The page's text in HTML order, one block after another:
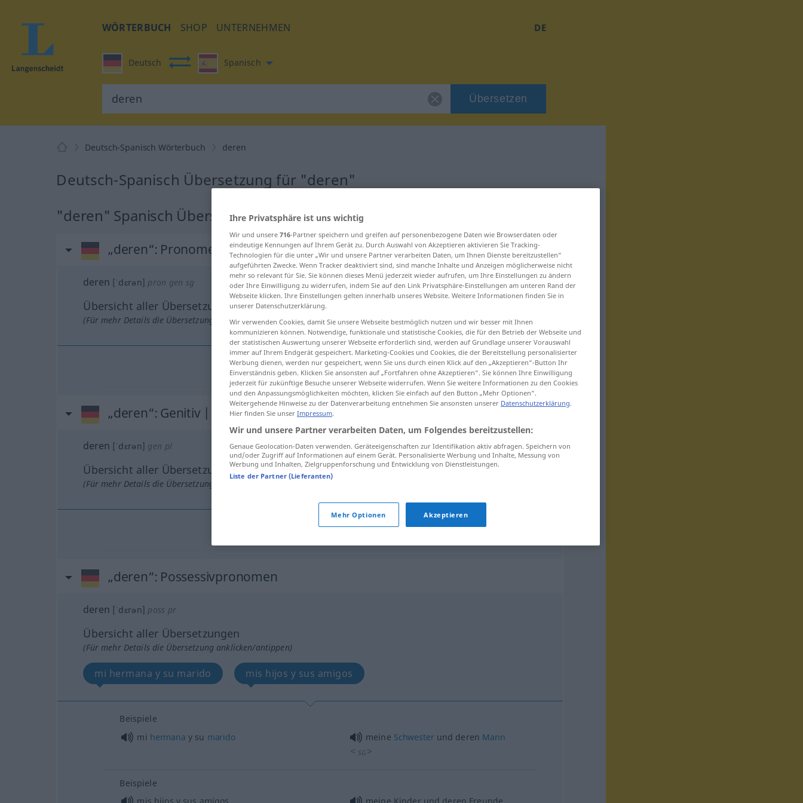
WÖRTERBUCH SHOP UNTERNEHMEN DE
Deutsch Spanisch
Übersetzen
Deutsch-Spanisch Wörterbuch deren
Deutsch-Spanisch Übersetzung für "deren"
"deren" Spanisch Übersetzung
„deren“: Pronomen, Fürwort | Genitiv | Singular
deren [ˈdɛrən] pron gen sg
Übersicht aller Übersetzungen
(Für mehr Details die Übersetzung anklicken/antippen)
deren → siehe „die“
„deren“: Genitiv | Plural
deren [ˈdɛrən] gen pl
Übersicht aller Übersetzungen
(Für mehr Details die Übersetzung anklicken/antippen)
„deren“: Possessivpronomen
deren [ˈdɛrən] poss pr
Übersicht aller Übersetzungen
(Für mehr Details die Übersetzung anklicken/antippen)
mi hermana y su marido mis hijos y sus amigos
Beispiele
mi hermana y su marido meine Schwesterund deren Mann
< SG >
Beispiele
Ihre Privatsphäre ist uns wichtig
Wir und unsere 716-Partner speichern und greifen auf personenbezogene Daten wie Browserdaten oder
eindeutige Kennungen auf Ihrem Gerät zu. Durch Auswahl von Akzeptieren aktivieren Sie Tracking-
Technologien für die unter „Wir und unsere Partner verarbeiten Daten, um Ihnen Dienste bereitzustellen“
aufgeführten Zwecke. Wenn Tracker deaktiviert sind, sind manche Inhalte und Anzeigen möglicherweise nicht
mehr so relevant für Sie. Sie können dieses Menü jederzeit wieder aufrufen, um Ihre Einstellungen zu ändern
oder Ihre Einwilligung zu widerrufen, indem Sie auf den Link Privatsphäre-Einstellungen am unteren Rand der
Webseite klicken. Ihre Einstellungen gelten innerhalb unseres Website. Weitere Informationen finden Sie in
unserer Datenschutzerklärung.
Wir verwenden Cookies, damit Sie unsere Webseite bestmöglich nutzen und wir besser mit Ihnen
kommunizieren können. Notwendige, funktionale und statistische Cookies, die für den Betrieb der Webseite und
der statistischen Auswertung unserer Webseite erforderlich sind, werden auf Grundlage unserer Vorauswahl
immer auf Ihrem Endgerät gespeichert. Marketing-Cookies und Cookies, die der Bereitstellung personalisierter
Werbung dienen, werden nur gespeichert, wenn Sie uns durch einen Klick auf den „Akzeptieren“-Button Ihr
Einverständnis geben. Klicken Sie ansonsten auf „Fortfahren ohne Akzeptieren“. Sie können Ihre Einwilligung
jederzeit für zukünftige Besuche unserer Webseite widerrufen. Wenn Sie weitere Informationen zu den Cookies
und den Anpassungsmöglichkeiten möchten, klicken Sie einfach auf den Button „Mehr Optionen“.
Weitergehende Hinweise zu der Datenverarbeitung entnehmen Sie ansonsten unserer Datenschutzerklärung.
Hier finden Sie unser Impressum.
Wir und unsere Partner verarbeiten Daten, um Folgendes bereitzustellen:
Genaue Geolocation-Daten verwenden. Geräteeigenschaften zur Identifikation aktiv abfragen. Speichern von
und/oder Zugriff auf Informationen auf einem Gerät. Personalisierte Werbung und Inhalte, Messung von
Werbung und Inhalten, Zielgruppenforschung und Entwicklung von Dienstleistungen.
Liste der Partner (Lieferanten)
Mehr Optionen Akzeptieren